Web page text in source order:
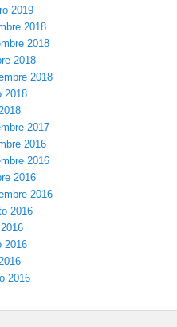
2019
2018
2018
2018
2018
2018
2017
2016
2016
2016
2016
2016
2016
2016